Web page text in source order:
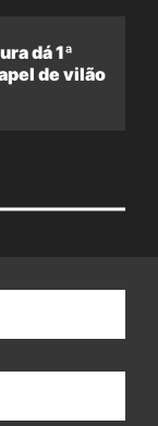
dá 1ª
de vilão